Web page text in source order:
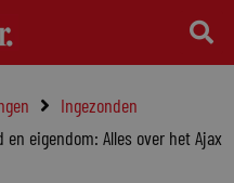
Ingezonden
en eigendom: Alles over het Ajax